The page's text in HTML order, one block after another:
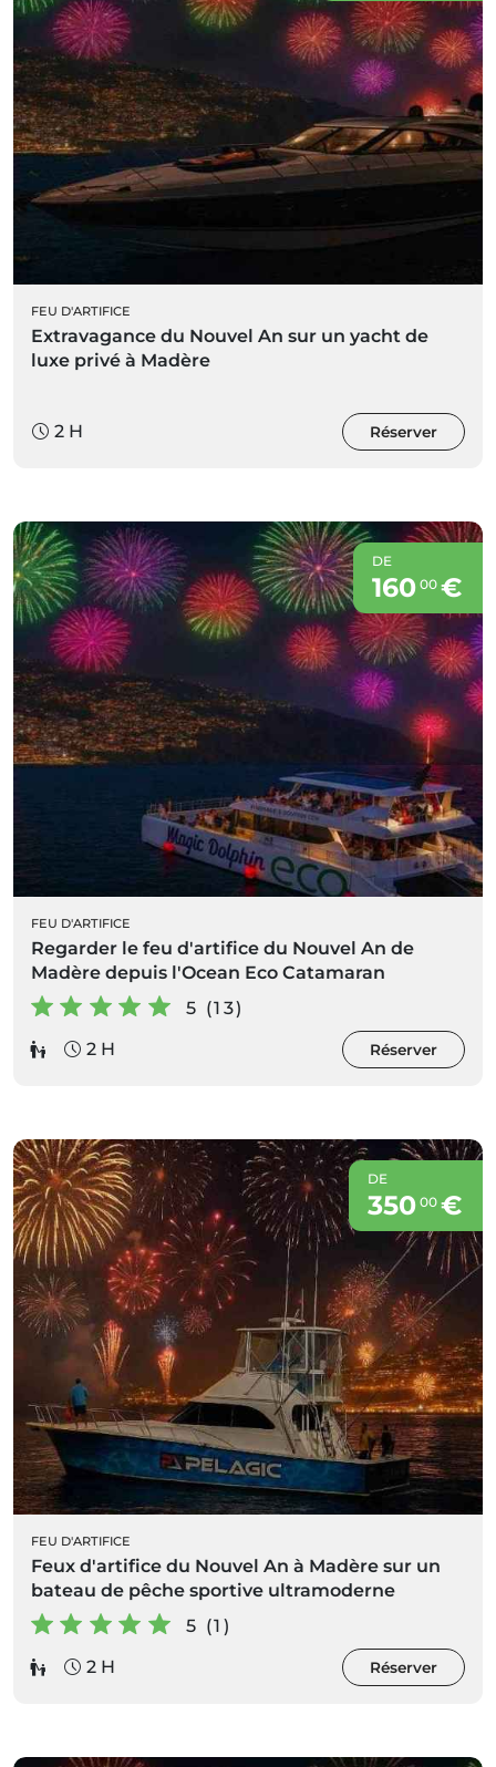
FEU D'ARTIFICE
Extravagance du Nouvel An sur un yacht de
luxe privé à Madère
2 H Réserver
DE
160 00€
FEU D'ARTIFICE
Regarder le feu d'artifice du Nouvel An de
Madère depuis l'Ocean Eco Catamaran
5 (13)
2 H
Réserver
DE
350 00€
FEU D'ARTIFICE
Feux d'artifice du Nouvel An à Madère sur un
bateau de pêche sportive ultramoderne
5 (1)
2 H
Réserver